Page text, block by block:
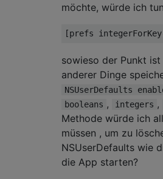
möchte, würde ich
[prefs
sowieso der Punkt
anderer Dinge
NSUserDefaults
booleans , integers ,
Methode würde ich
müssen , um zu
NSUserDefaults wie
die App starten?